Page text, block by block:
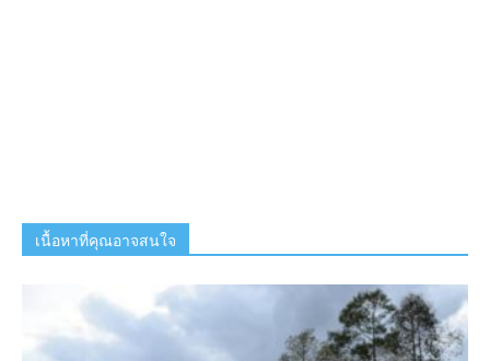
เนื้อหาที่คุณอาจสนใจ